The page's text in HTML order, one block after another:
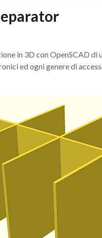
in 3D con OpenSCAD
ed ogni genere di